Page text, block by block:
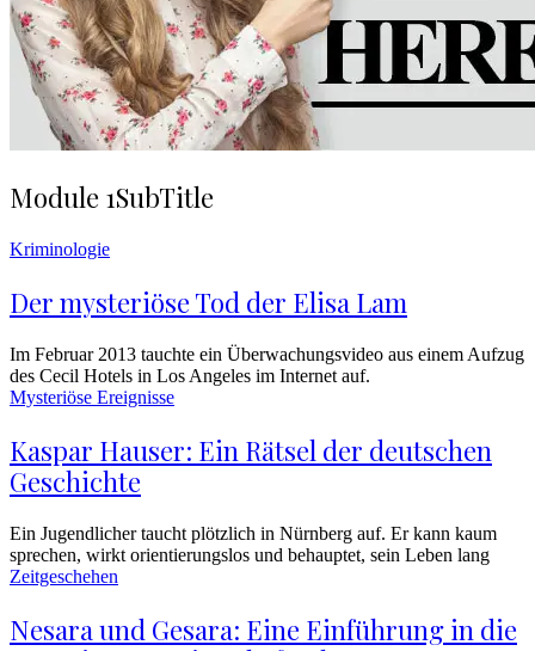
Module 1SubTitle
Kriminologie
Der mysteriöse Tod der Elisa Lam
Im Februar 2013 tauchte ein Überwachungsvideo aus einem Aufzug
des Cecil Hotels in Los Angeles im Internet auf.
Mysteriöse Ereignisse
Kaspar Hauser: Ein Rätsel der deutschen
Geschichte
Ein Jugendlicher taucht plötzlich in Nürnberg auf. Er kann kaum
sprechen, wirkt orientierungslos und behauptet, sein Leben lang
Zeitgeschehen
Nesara und Gesara: Eine Einführung in die